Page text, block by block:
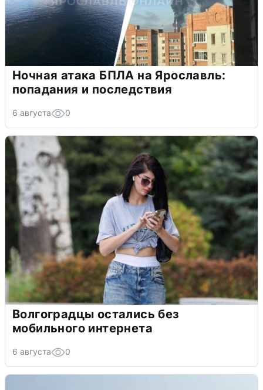
Ночная атака БПЛА на Ярославль:
попадания и последствия
6 августа 0
Волгоградцы остались без
мобильного интернета
6 августа 0